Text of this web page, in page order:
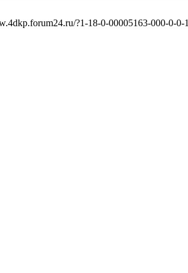
?1-18-0-00005163-000-0-